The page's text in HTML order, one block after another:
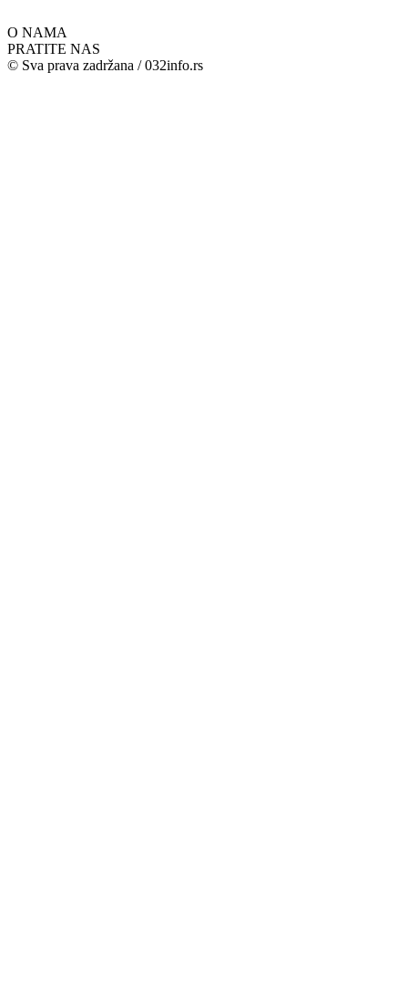
O NAMA
PRATITE NAS
© Sva prava zadržana / 032info.rs